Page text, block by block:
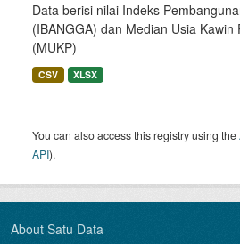
Data berisi nilai Indeks
(IBANGGA) dan Median Usia
(MUKP)
CSV XLSX
You can also access this registry using the
API).
About Satu Data